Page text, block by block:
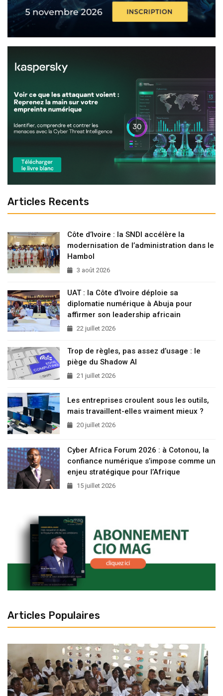
Articles Recents
Côte d’Ivoire : la SNDI accélère la
modernisation de l’administration dans le
Hambol
3 août 2026
UAT : la Côte d’Ivoire déploie sa
diplomatie numérique à Abuja pour
affirmer son leadership africain
22 juillet 2026
Trop de règles, pas assez d’usage : le
piège du Shadow AI
21 juillet 2026
Les entreprises croulent sous les outils,
mais travaillent-elles vraiment mieux ?
20 juillet 2026
Cyber Africa Forum 2026 : à Cotonou, la
confiance numérique s’impose comme un
enjeu stratégique pour l’Afrique
15 juillet 2026
Articles Populaires